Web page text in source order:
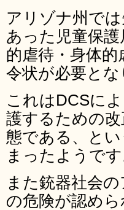
アリゾナ州で
あった児童保
的虐待・身体
令状が必要とな
これはDCSに
護するための
態である、と
まったようです
また銃器社会
の危険が認め